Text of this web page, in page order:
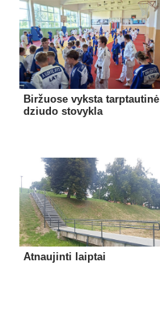
Biržuose vyksta tarptautinė
dziudo stovykla
Atnaujinti laiptai